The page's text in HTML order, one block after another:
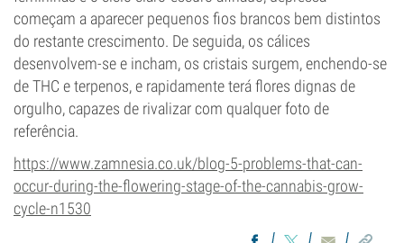
começam a aparecer pequenos fios brancos bem distintos
do restante crescimento. De seguida, os cálices
desenvolvem-se e incham, os cristais surgem, enchendo-se
de THC e terpenos, e rapidamente terá flores dignas de
orgulho, capazes de rivalizar com qualquer foto de
referência.
https://www.zamnesia.co.uk/blog-5-problems-that-can-
occur-during-the-flowering-stage-of-the-cannabis-grow-
cycle-n1530